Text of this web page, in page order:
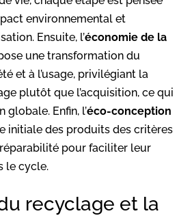
environnemental et
Ensuite, l’économie de la
une transformation du
et à l’usage, privilégiant la
plutôt que l’acquisition, ce qui
Enfin, l’éco-conception
initiale des produits des critères
pour faciliter leur
le cycle.
recyclage et la